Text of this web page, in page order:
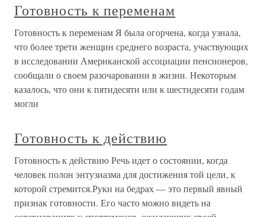
Готовность к переменам
Готовность к переменам Я была огорчена, когда узнала,
что более трети женщин среднего возраста, участвующих
в исследовании Американской ассоциации пенсионеров,
сообщали о своем разочаровании в жизни. Некоторым
казалось, что они к пятидесяти или к шестидесяти годам
могли
Готовность к действию
Готовность к действию Речь идет о состоянии, когда
человек полон энтузиазма для достижения той цели, к
которой стремится.Руки на бедрах — это первый явный
признак готовности. Его часто можно видеть на